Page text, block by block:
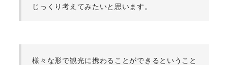
じっくり考えてみたいと思います。
様々な形で観光に携わることができるということ